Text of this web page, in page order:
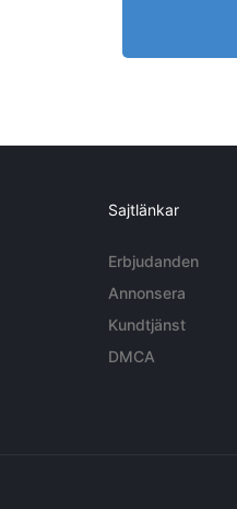
Sajtlänkar
Erbjudanden
Annonsera
Kundtjänst
DMCA